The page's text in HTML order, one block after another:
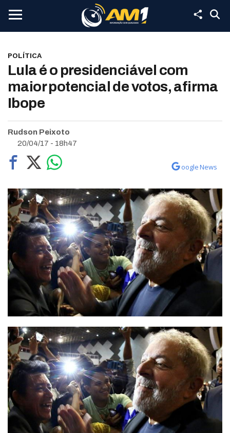
POLÍTICA
Lula é o presidenciável com
maior potencial de votos, afirma
Ibope
Rudson Peixoto
20/04/17 - 18h47
oogle News